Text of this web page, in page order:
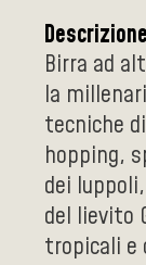
Birra ad
la
tecniche
hopping,
dei
del lievito
tropicali e